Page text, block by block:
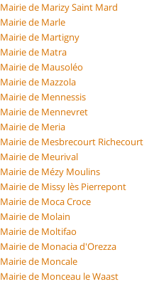
Mairie de Marizy Saint Mard
Mairie de Marle
Mairie de Martigny
Mairie de Matra
Mairie de Mausoléo
Mairie de Mazzola
Mairie de Mennessis
Mairie de Mennevret
Mairie de Meria
Mairie de Mesbrecourt Richecourt
Mairie de Meurival
Mairie de Mézy Moulins
Mairie de Missy lès Pierrepont
Mairie de Moca Croce
Mairie de Molain
Mairie de Moltifao
Mairie de Monacia d'Orezza
Mairie de Moncale
Mairie de Monceau le Waast